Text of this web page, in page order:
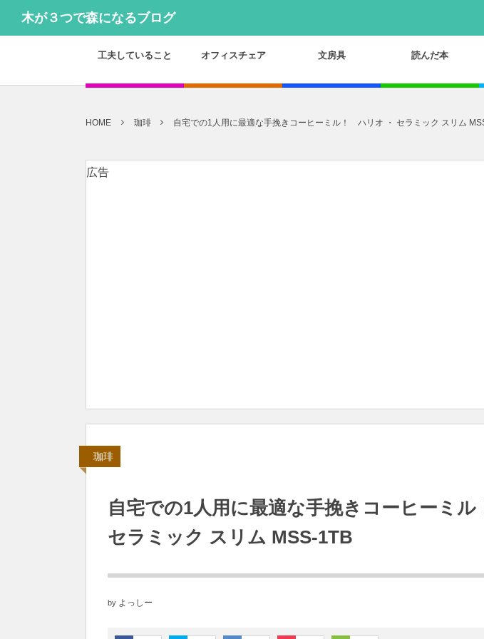
木が３つで森になるブログ
工夫していること オフィスチェア 文房具 読んだ本
HOME 珈琲 自宅での1人用に最適な手挽きコーヒーミル！ ハリオ ・ セラミック スリム
広告
珈琲
自宅での1人用に最適な手挽きコーヒーミ
セラミック スリム MSS-1TB
by よっしー